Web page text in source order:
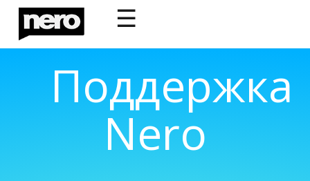
☰
Поддержка
Nero